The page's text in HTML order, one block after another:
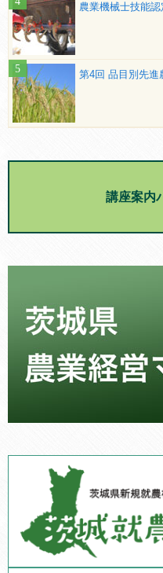
農業機械士技能
第4回 品目別先進
講座案内